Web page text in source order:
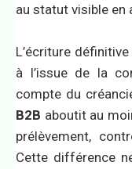
au statut visible en
L’écriture
à l’issue de la
compte du
B2B aboutit au
prélèvement,
Cette différence